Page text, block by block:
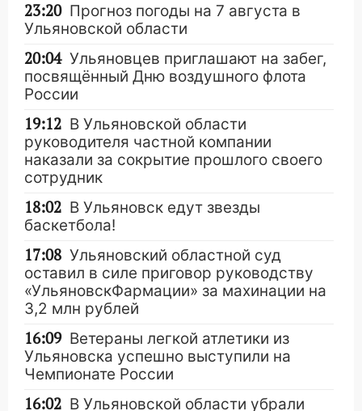
23:20 Прогноз погоды на 7 августа в
Ульяновской области
20:04 Ульяновцев приглашают на забег,
посвящённый Дню воздушного флота
России
19:12 В Ульяновской области
руководителя частной компании
наказали за сокрытие прошлого своего
сотрудник
18:02 В Ульяновск едут звезды
баскетбола!
17:08 Ульяновский областной суд
оставил в силе приговор руководству
«УльяновскФармации» за махинации на
3,2 млн рублей
16:09 Ветераны легкой атлетики из
Ульяновска успешно выступили на
Чемпионате России
16:02 В Ульяновской области убрали